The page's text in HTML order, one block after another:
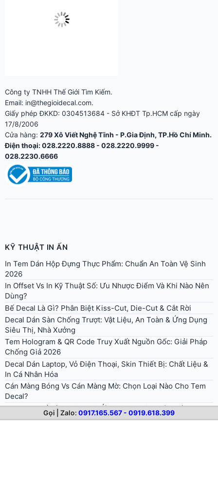
Công ty TNHH Thế Giới Tìm Kiếm.
Email: in@thegioidecal.com.
Giấy phép ĐKKD: 0304513684 - Sở KHĐT Tp.HCM cấp ngày
17/8/2006
Cửa hàng: 279 Xô Viết Nghệ Tĩnh - P.Gia Định, TP.Hồ Chí Minh.
Điện thoại: 028.2220.8888 - 028.2220.9999 -
028.2230.6666
Gọi | Zalo:0917.165.567 - 0919.618.399
KỸ THUẬT IN ẤN
In Tem Dán Hộp Đựng Thực Phẩm: Chuẩn An Toàn Vệ Sinh
2026
In Offset Vs In Kỹ Thuật Số: Ưu Nhược Điểm Và Khi Nào Nên
Dùng?
Bế Decal Là Gì? Phân Biệt Kiss-Cut, Die-Cut & Cắt Rời
Decal Dán Sàn Chống Trượt: Vật Liệu, An Toàn & Ứng Dụng
Siêu Thị, Nhà Xưởng
Tem Hologram & QR Code Truy Xuất Nguồn Gốc: Giải Pháp
Chống Giả 2026
Decal Dán Laptop, Vỏ Điện Thoại, Skin Thiết Bị: Chất Liệu &
In Cá Nhân Hóa
Cán Màng Bóng Vs Cán Màng Mờ: Chọn Loại Nào Cho Tem
Decal?
In Decal Khổ Lớn 1m2-1m6: Ứng Dụng, Kỹ Thuật, Máy In
Cuộn Mực Eco-Solvent